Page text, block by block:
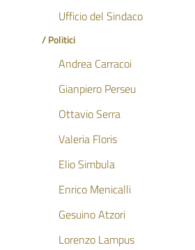
Ufficio del Sindaco
/ Politici
Andrea Carracoi
Gianpiero Perseu
Ottavio Serra
Valeria Floris
Elio Simbula
Enrico Menicalli
Gesuino Atzori
Lorenzo Lampus